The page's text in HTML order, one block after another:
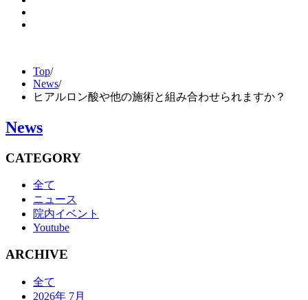
Top/
News/
ヒアルロン酸や他の施術と組み合わせられますか？
News
CATEGORY
全て
ニュース
院内イベント
Youtube
ARCHIVE
全て
2026年 7月